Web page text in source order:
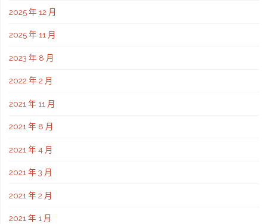
2025 年 12 月
2025 年 11 月
2023 年 8 月
2022 年 2 月
2021 年 11 月
2021 年 8 月
2021 年 4 月
2021 年 3 月
2021 年 2 月
2021 年 1 月